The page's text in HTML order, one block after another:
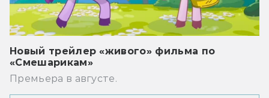
Новый трейлер «живого» фильма по
«Смешарикам»
Премьера в августе.